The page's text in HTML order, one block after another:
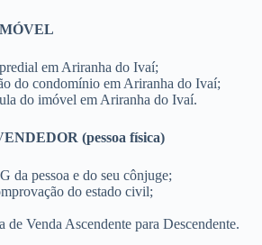
em Ariranha do Ivaí;
do condomínio em Ariranha do Ivaí;
do imóvel em Ariranha do Ivaí.
(pessoa física)
da pessoa e do seu cônjuge;
do estado civil;
de Venda Ascendente para Descendente.